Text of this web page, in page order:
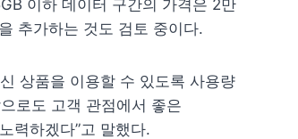
이하 데이터 구간의 가격은 2만
추가하는 것도 검토 중이다.
상품을 이용할 수 있도록 사용량
로도 고객 관점에서 좋은
력하겠다”고 말했다.